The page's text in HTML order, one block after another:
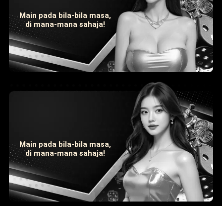
Main pada bila-bila masa,
di mana-mana sahaja!
Main pada bila-bila masa,
di mana-mana sahaja!